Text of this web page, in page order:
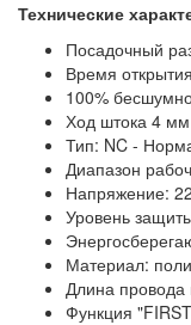
Технические
Посадочный
Время
100%
Ход штока 4 мм
Тип: NC -
Диапазон
Напряжение:
Уровень
Материал:
Длина
Функция